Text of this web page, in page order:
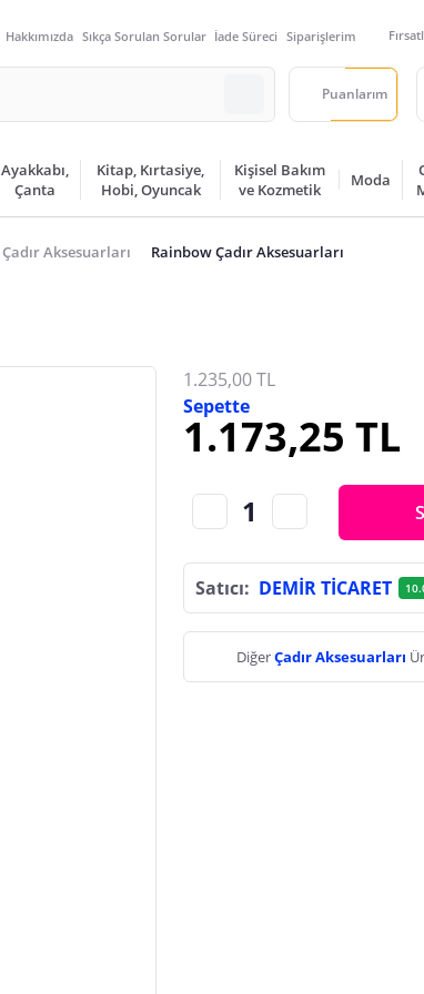
Hakkımızda Sıkça Sorulan Sorular İade Süreci Siparişlerim
Puanlarım
Ayakkabı,
Çanta
Kitap, Kırtasiye,
Hobi, Oyuncak
Kişisel Bakım
ve Kozmetik
Moda
Çadır Aksesuarları Rainbow Çadır Aksesuarları
1.235,00 TL
Sepette
1.173,25 TL
Satıcı: DEMİR TİCARET
DiğerÇadır Aksesuarları